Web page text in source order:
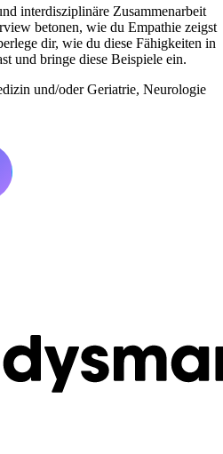
interdisziplinäre Zusammenarbeit
betonen, wie du Empathie zeigst
dir, wie du diese Fähigkeiten in
und bringe diese Beispiele ein.
und/oder Geriatrie, Neurologie